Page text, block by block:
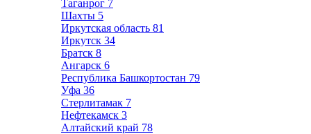
Таганрог 7
Шахты 5
Иркутская область 81
Иркутск 34
Братск 8
Ангарск 6
Республика Башкортостан 79
Уфа 36
Стерлитамак 7
Нефтекамск 3
Алтайский край 78